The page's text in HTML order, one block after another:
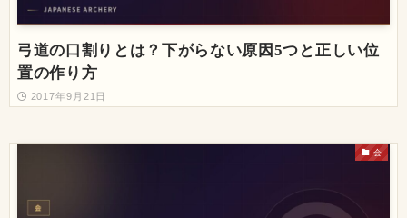
弓道の口割りとは？下がらない原因5つと正しい位
置の作り方
2017年9月21日
会